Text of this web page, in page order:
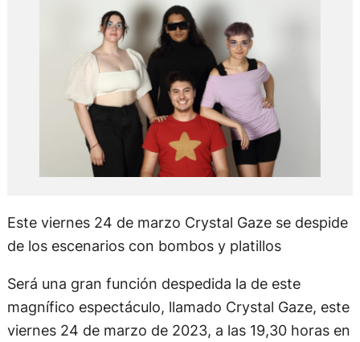
Este viernes 24 de marzo Crystal Gaze se despide
de los escenarios con bombos y platillos
Será una gran función despedida la de este
magnífico espectáculo, llamado Crystal Gaze, este
viernes 24 de marzo de 2023, a las 19,30 horas en